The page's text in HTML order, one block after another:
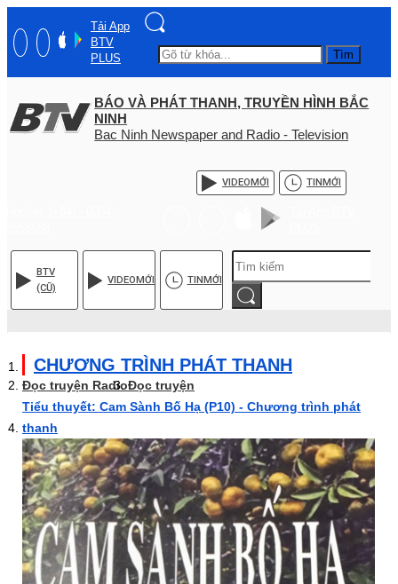
Tải App
BTV
PLUS
Tìm
BÁO VÀ PHÁT THANH, TRUYỀN HÌNH BẮC
NINH
Bac Ninh Newspaper and Radio - Television
VIDEOMỚI TINMỚI
BTV
(CŨ)
VIDEOMỚI TINMỚI
CHƯƠNG TRÌNH PHÁT THANH
Đọc truyện RadioĐọc truyện
Tiểu thuyết: Cam Sành Bố Hạ (P10) - Chương trình phát
thanh